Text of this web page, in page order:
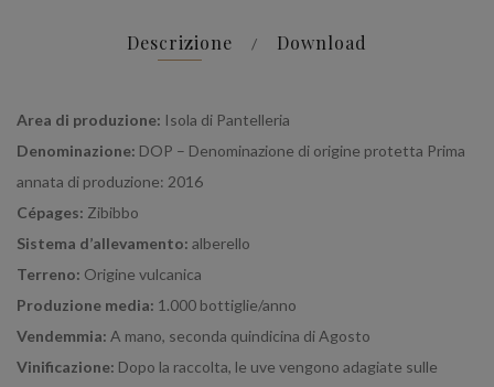
Descrizione Download
Area di produzione: Isola di Pantelleria
Denominazione: DOP – Denominazione di origine protetta Prima
annata di produzione: 2016
Cépages: Zibibbo
Sistema d’allevamento: alberello
Terreno: Origine vulcanica
Produzione media: 1.000 bottiglie/anno
Vendemmia: A mano, seconda quindicina di Agosto
Vinificazione: Dopo la raccolta, le uve vengono adagiate sulle